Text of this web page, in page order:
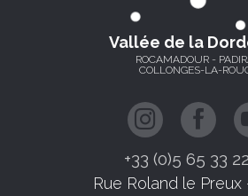
Vallée de la
ROCAMADOUR -
COLLONGES-LA-
+33 (0)5 65 33
Rue Roland le